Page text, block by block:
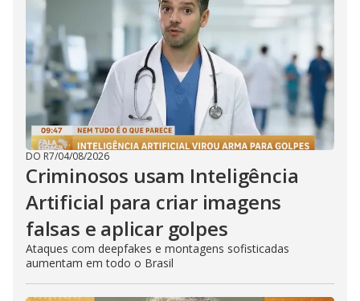
DO R7/04/08/2026
Criminosos usam Inteligência
Artificial para criar imagens
falsas e aplicar golpes
Ataques com deepfakes e montagens sofisticadas
aumentam em todo o Brasil